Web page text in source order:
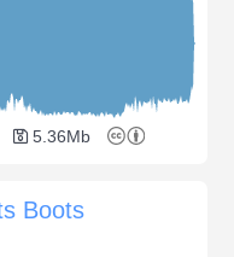
5.36Mb
Boots